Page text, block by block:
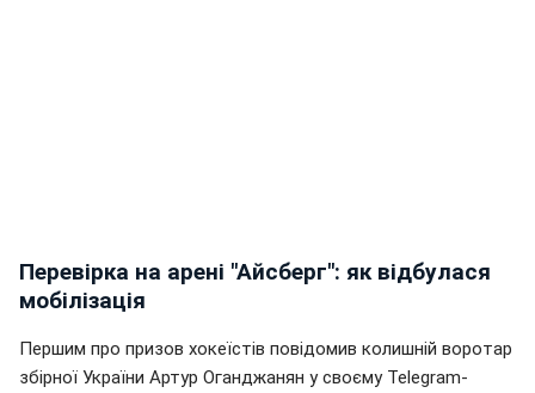
Перевірка на арені "Айсберг": як відбулася
мобілізація
Першим про призов хокеїстів повідомив колишній воротар
збірної України Артур Оганджанян у своєму Telegram-